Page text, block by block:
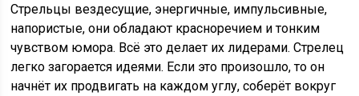
Стрельцы вездесущие, энергичные, импульсивные,
напористые, они обладают красноречием и тонким
чувством юмора. Всё это делает их лидерами. Стрелец
легко загорается идеями. Если это произошло, то он
начнёт их продвигать на каждом углу, соберёт вокруг